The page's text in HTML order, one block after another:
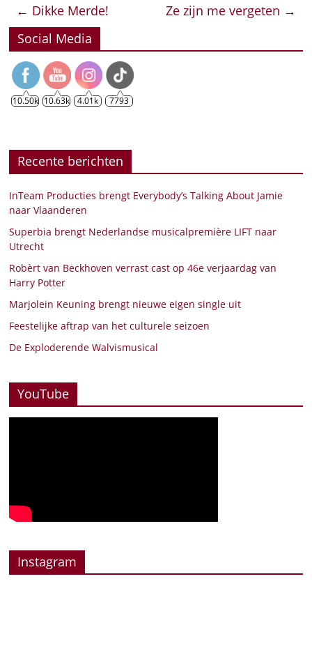
← Dikke Merde! Ze zijn me vergeten →
Social Media
10.50k 10.63k 4.01k 7793
Recente berichten
InTeam Producties brengt Everybody’s Talking About Jamie
naar Vlaanderen
Superbia brengt Nederlandse musicalpremière LIFT naar
Utrecht
Robèrt van Beckhoven verrast cast op 46e verjaardag van
Harry Potter
Marjolein Keuning brengt nieuwe eigen single uit
Feestelijke aftrap van het culturele seizoen
De Exploderende Walvismusical
YouTube
Instagram